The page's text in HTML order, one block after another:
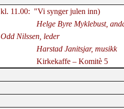
kl. 11.00: "Vi synger julen inn)
Helge Byre Myklebust,
Odd Nilssen, leder
Harstad Janitsjar, musikk
Kirkekaffe – Komitè 5